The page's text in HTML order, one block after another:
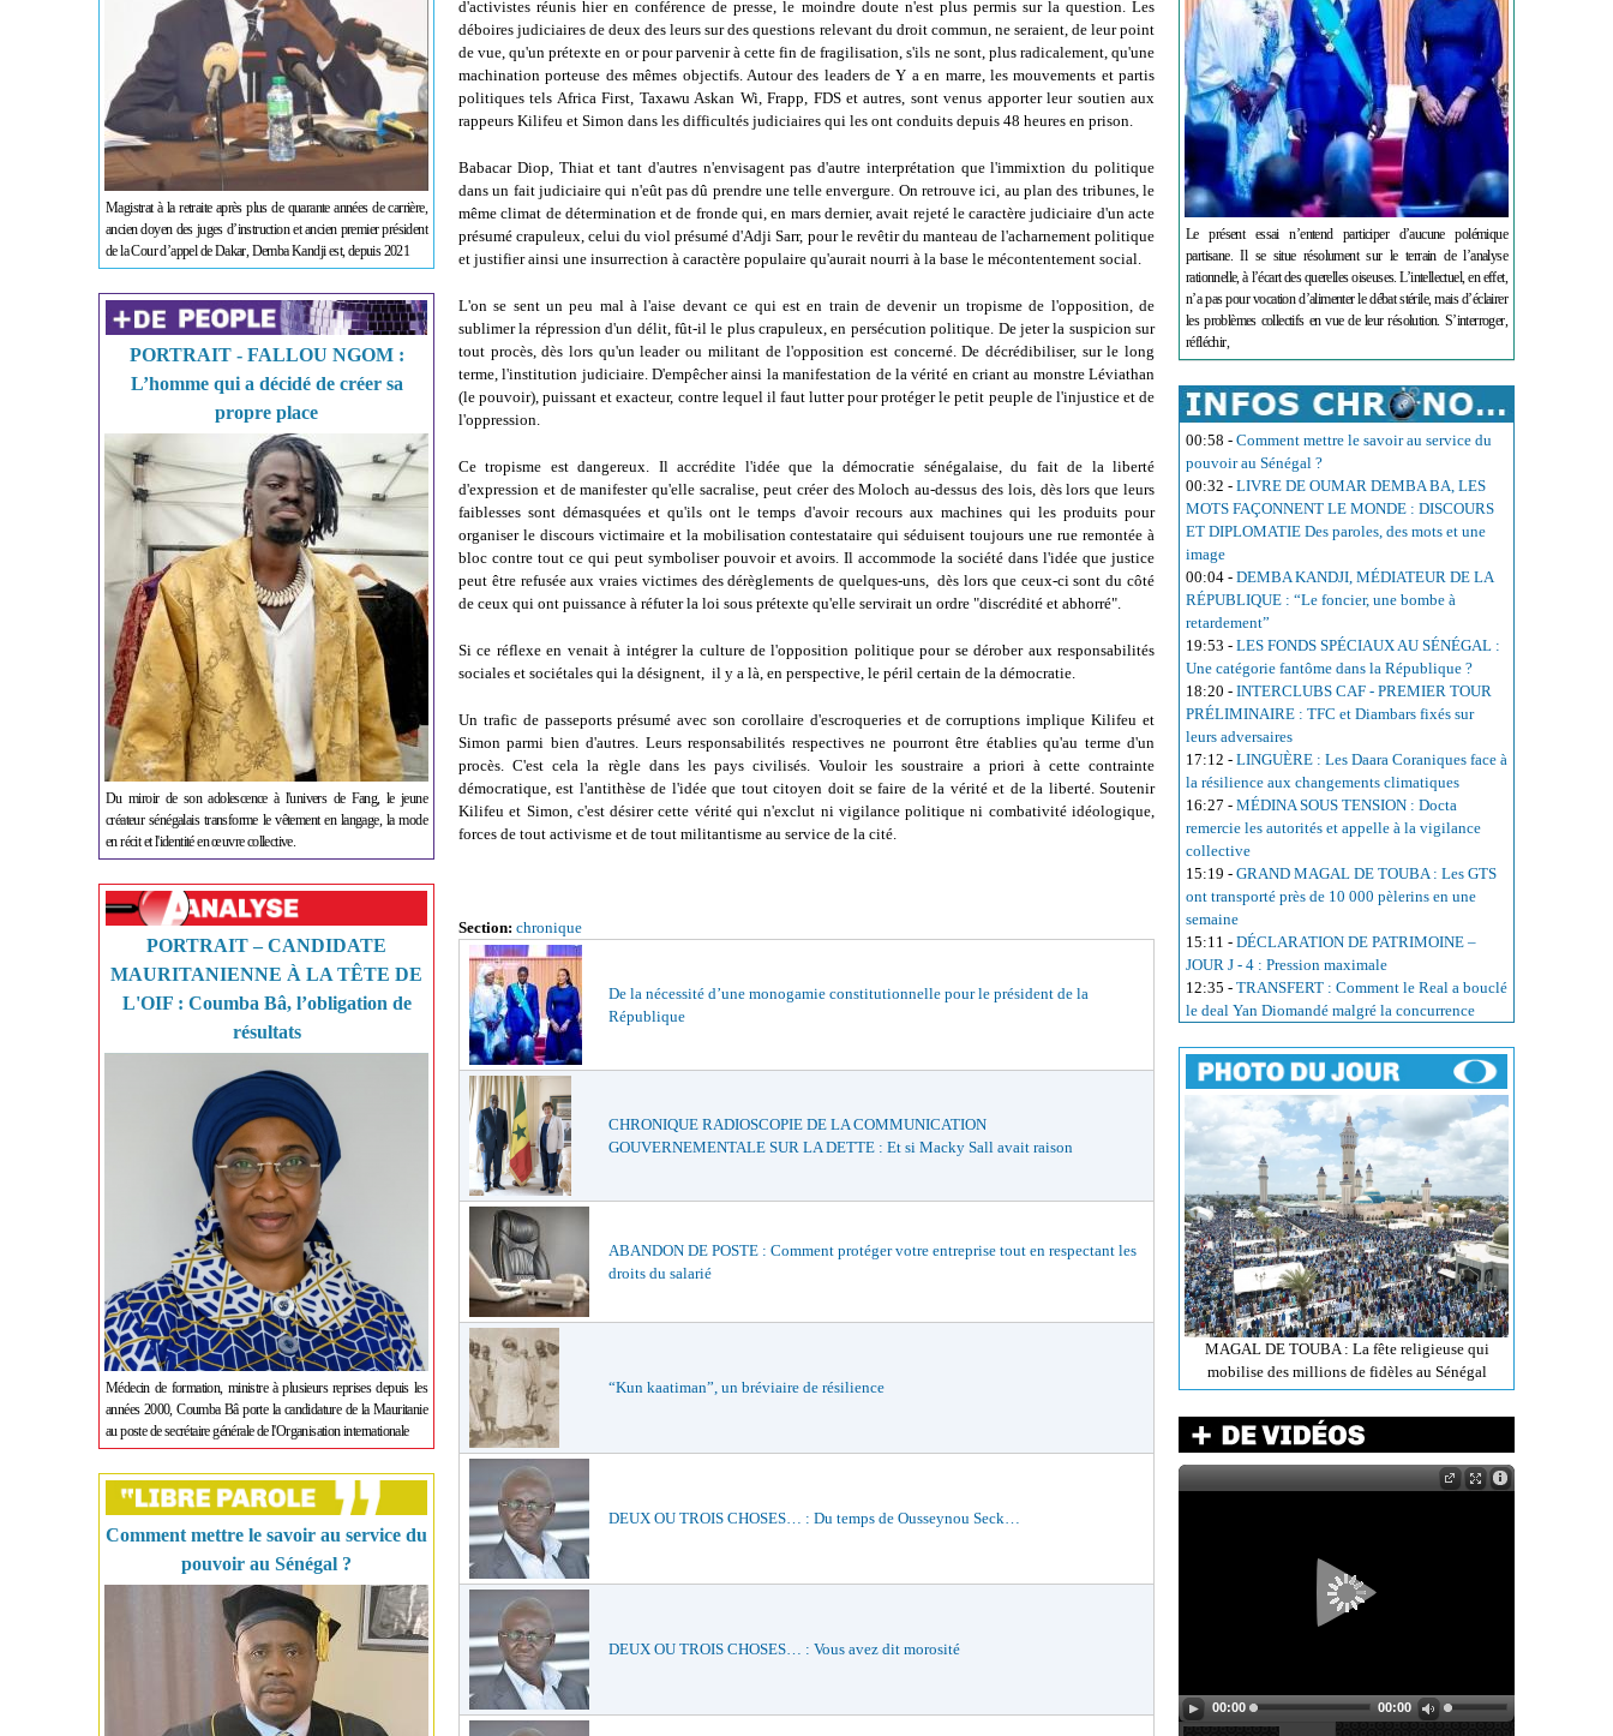
Magistrat à la retraite après plus de quarante années de carrière,
ancien doyen des juges d’instruction et ancien premier président
de la Cour d’appel de Dakar, Demba Kandji est, depuis 2021
PORTRAIT - FALLOU NGOM :
L’homme qui a décidé de créer sa
propre place
Du miroir de son adolescence à l'univers de Fang, le jeune
créateur sénégalais transforme le vêtement en langage, la mode
en récit et l'identité en œuvre collective.
PORTRAIT – CANDIDATE
MAURITANIENNE À LA TÊTE DE
L'OIF : Coumba Bâ, l’obligation de
résultats
Médecin de formation, ministre à plusieurs reprises depuis les
années 2000, Coumba Bâ porte la candidature de la Mauritanie
au poste de secrétaire générale de l'Organisation internationale
Comment mettre le savoir au service du
pouvoir au Sénégal ?
d'activistes réunis hier en conférence de presse, le moindre doute n'est plus permis sur la question. Les
déboires judiciaires de deux des leurs sur des questions relevant du droit commun, ne seraient, de leur point
de vue, qu'un prétexte en or pour parvenir à cette fin de fragilisation, s'ils ne sont, plus radicalement, qu'une
machination porteuse des mêmes objectifs. Autour des leaders de Y a en marre, les mouvements et partis
politiques tels Africa First, Taxawu Askan Wi, Frapp, FDS et autres, sont venus apporter leur soutien aux
rappeurs Kilifeu et Simon dans les difficultés judiciaires qui les ont conduits depuis 48 heures en prison.
Babacar Diop, Thiat et tant d'autres n'envisagent pas d'autre interprétation que l'immixtion du politique
dans un fait judiciaire qui n'eût pas dû prendre une telle envergure. On retrouve ici, au plan des tribunes, le
même climat de détermination et de fronde qui, en mars dernier, avait rejeté le caractère judiciaire d'un acte
présumé crapuleux, celui du viol présumé d'Adji Sarr, pour le revêtir du manteau de l'acharnement politique
et justifier ainsi une insurrection à caractère populaire qu'aurait nourri à la base le mécontentement social.
L'on se sent un peu mal à l'aise devant ce qui est en train de devenir un tropisme de l'opposition, de
sublimer la répression d'un délit, fût-il le plus crapuleux, en persécution politique. De jeter la suspicion sur
tout procès, dès lors qu'un leader ou militant de l'opposition est concerné. De décrédibiliser, sur le long
terme, l'institution judiciaire. D'empêcher ainsi la manifestation de la vérité en criant au monstre Léviathan
(le pouvoir), puissant et exacteur, contre lequel il faut lutter pour protéger le petit peuple de l'injustice et de
l'oppression.
Ce tropisme est dangereux. Il accrédite l'idée que la démocratie sénégalaise, du fait de la liberté
d'expression et de manifester qu'elle sacralise, peut créer des Moloch au-dessus des lois, dès lors que leurs
faiblesses sont démasquées et qu'ils ont le temps d'avoir recours aux machines qui les produits pour
organiser le discours victimaire et la mobilisation contestataire qui séduisent toujours une rue remontée à
bloc contre tout ce qui peut symboliser pouvoir et avoirs. Il accommode la société dans l'idée que justice
peut être refusée aux vraies victimes des dérèglements de quelques-uns, dès lors que ceux-ci sont du côté
de ceux qui ont puissance à réfuter la loi sous prétexte qu'elle servirait un ordre "discrédité et abhorré".
Si ce réflexe en venait à intégrer la culture de l'opposition politique pour se dérober aux responsabilités
sociales et sociétales qui la désignent, il y a là, en perspective, le péril certain de la démocratie.
Un trafic de passeports présumé avec son corollaire d'escroqueries et de corruptions implique Kilifeu et
Simon parmi bien d'autres. Leurs responsabilités respectives ne pourront être établies qu'au terme d'un
procès. C'est cela la règle dans les pays civilisés. Vouloir les soustraire a priori à cette contrainte
démocratique, est l'antithèse de l'idée que tout citoyen doit se faire de la vérité et de la liberté. Soutenir
Kilifeu et Simon, c'est désirer cette vérité qui n'exclut ni vigilance politique ni combativité idéologique,
forces de tout activisme et de tout militantisme au service de la cité.
Section: chronique
De la nécessité d’une monogamie constitutionnelle pour le président de la
République
CHRONIQUE RADIOSCOPIE DE LA COMMUNICATION
GOUVERNEMENTALE SUR LA DETTE : Et si Macky Sall avait raison
ABANDON DE POSTE : Comment protéger votre entreprise tout en respectant les
droits du salarié
“Kun kaatiman”, un bréviaire de résilience
DEUX OU TROIS CHOSES… : Du temps de Ousseynou Seck…
DEUX OU TROIS CHOSES… : Vous avez dit morosité
Le présent essai n’entend participer d’aucune polémique
partisane. Il se situe résolument sur le terrain de l’analyse
rationnelle, à l’écart des querelles oiseuses. L’intellectuel, en effet,
n’a pas pour vocation d’alimenter le débat stérile, mais d’éclairer
les problèmes collectifs en vue de leur résolution. S’interroger,
réfléchir,
00:58 - Comment mettre le savoir au service du
pouvoir au Sénégal ?
00:32 - LIVRE DE OUMAR DEMBA BA, LES
MOTS FAÇONNENT LE MONDE : DISCOURS
ET DIPLOMATIE Des paroles, des mots et une
image
00:04 - DEMBA KANDJI, MÉDIATEUR DE LA
RÉPUBLIQUE : “Le foncier, une bombe à
retardement”
19:53 - LES FONDS SPÉCIAUX AU SÉNÉGAL :
Une catégorie fantôme dans la République ?
18:20 - INTERCLUBS CAF - PREMIER TOUR
PRÉLIMINAIRE : TFC et Diambars fixés sur
leurs adversaires
17:12 - LINGUÈRE : Les Daara Coraniques face à
la résilience aux changements climatiques
16:27 - MÉDINA SOUS TENSION : Docta
remercie les autorités et appelle à la vigilance
collective
15:19 - GRAND MAGAL DE TOUBA : Les GTS
ont transporté près de 10 000 pèlerins en une
semaine
15:11 - DÉCLARATION DE PATRIMOINE –
JOUR J - 4 : Pression maximale
12:35 - TRANSFERT : Comment le Real a bouclé
le deal Yan Diomandé malgré la concurrence
MAGAL DE TOUBA : La fête religieuse qui
mobilise des millions de fidèles au Sénégal
00:00 00:00